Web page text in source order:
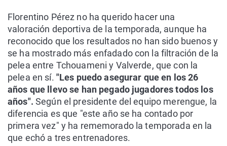
Florentino Pérez no ha querido hacer una
valoración deportiva de la temporada, aunque ha
reconocido que los resultados no han sido buenos y
se ha mostrado más enfadado con la filtración de la
pelea entre Tchouameni y Valverde, que con la
pelea en sí. "Les puedo asegurar que en los 26
años que llevo se han pegado jugadores todos los
años". Según el presidente del equipo merengue, la
diferencia es que "este año se ha contado por
primera vez" y ha rememorado la temporada en la
que echó a tres entrenadores.